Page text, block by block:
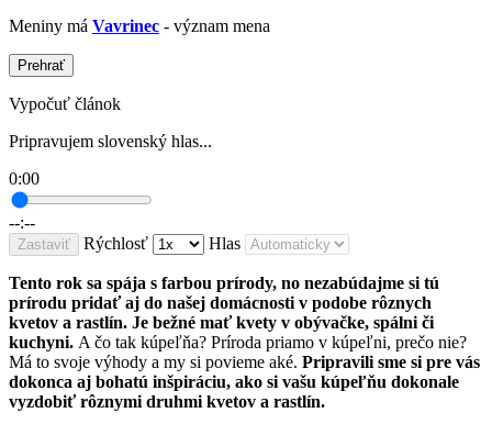
Meniny má Vavrinec - význam mena
Prehrať
Vypočuť článok
Pripravujem slovenský hlas...
0:00
--:--
Zastaviť Rýchlosť Hlas
Tento rok sa spája s farbou prírody, no nezabúdajme si tú
prírodu pridať aj do našej domácnosti v podobe rôznych
kvetov a rastlín. Je bežné mať kvety v obývačke, spálni či
kuchyni. A čo tak kúpeľňa? Príroda priamo v kúpeľni, prečo nie?
Má to svoje výhody a my si povieme aké. Pripravili sme si pre vás
dokonca aj bohatú inšpiráciu, ako si vašu kúpeľňu dokonale
vyzdobiť rôznymi druhmi kvetov a rastlín.